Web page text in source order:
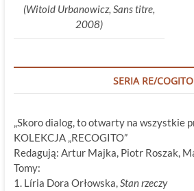
(Witold Urbanowicz, Sans titre,
2008)
SERIA RE/COGITO
„Skoro dialog, to otwarty na wszystkie
KOLEKCJA „RECOGITO”
Redagują: Artur Majka, Piotr Roszak,
Tomy:
1. Líria Dora Orłowska,Stan rzeczy